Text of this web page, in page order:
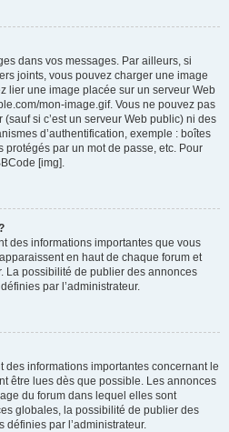
dans vos messages. Par ailleurs, si
joints, vous pouvez charger une image
lier une image placée sur un serveur Web
mon-image.gif. Vous ne pouvez pas
si c’est un serveur Web public) ni des
d’authentification, exemple : boîtes
protégés par un mot de passe, etc. Pour
[img].
des informations importantes que vous
en haut de chaque forum et
La possibilité de publier des annonces
par l’administrateur.
des informations importantes concernant le
être lues dès que possible. Les annonces
du forum dans lequel elles sont
globales, la possibilité de publier des
par l’administrateur.